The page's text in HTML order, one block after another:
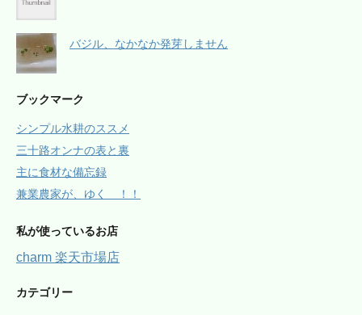
バジル、なかなか発芽しません
ブックマーク
シンプル水耕のススメ
三十路オンナの表と裏
主に食材な備忘録
兼業農家が、ゆく ！！
私が使っているお店
charm 楽天市場店
カテゴリー